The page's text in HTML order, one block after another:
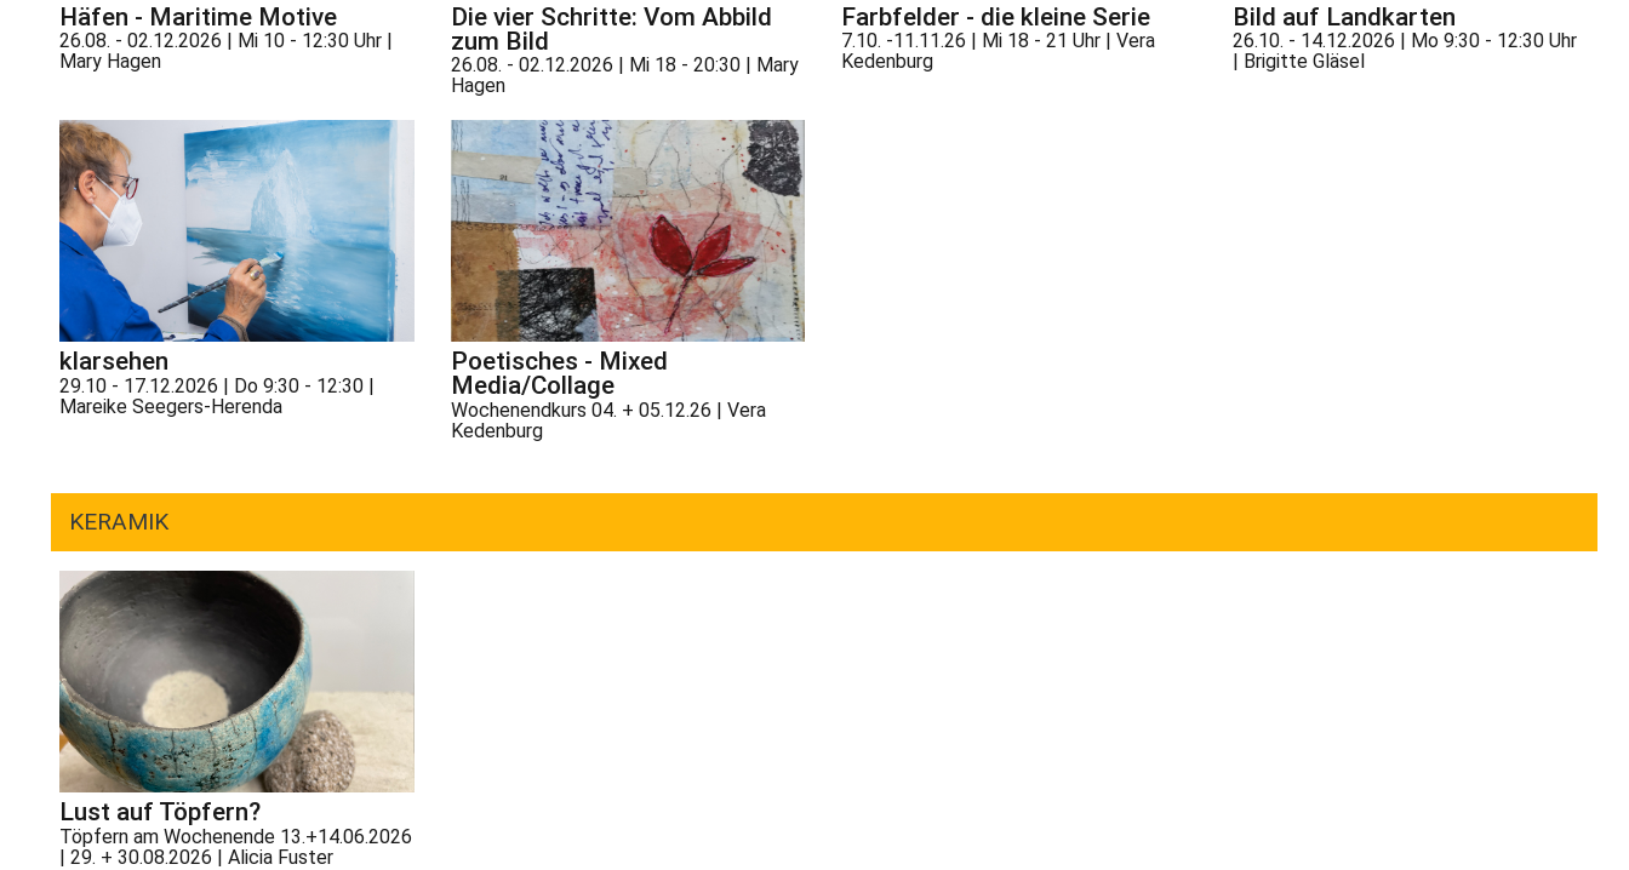
Häfen - Maritime Motive
26.08. - 02.12.2026 | Mi 10 - 12:30 Uhr |
Mary Hagen
Die vier Schritte: Vom Abbild
zum Bild
26.08. - 02.12.2026 | Mi 18 - 20:30 | Mary
Hagen
Farbfelder - die kleine Serie
7.10. -11.11.26 | Mi 18 - 21 Uhr | Vera
Kedenburg
Bild auf Landkarten
26.10. - 14.12.2026 | Mo 9:30 - 12:30 Uhr
| Brigitte Gläsel
klarsehen
29.10 - 17.12.2026 | Do 9:30 - 12:30 |
Mareike Seegers-Herenda
Poetisches - Mixed
Media/Collage
Wochenendkurs 04. + 05.12.26 | Vera
Kedenburg
KERAMIK
Lust auf Töpfern?
Töpfern am Wochenende 13.+14.06.2026
| 29. + 30.08.2026 | Alicia Fuster